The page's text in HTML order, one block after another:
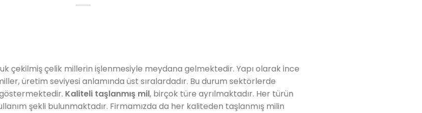
çekilmiş çelik millerin işlenmesiyle meydana gelmektedir. Yapı olarak ince
üretim seviyesi anlamında üst sıralardadır. Bu durum sektörlerde
Kaliteli taşlanmış mil, birçok türe ayrılmaktadır. Her türün
şekli bulunmaktadır. Firmamızda da her kaliteden taşlanmış milin